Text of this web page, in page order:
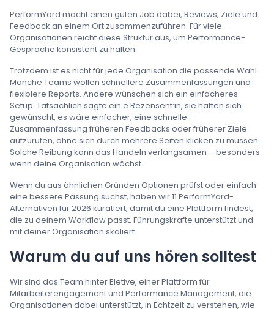
PerformYard macht einen guten Job dabei, Reviews, Ziele und
Feedback an einem Ort zusammenzuführen. Für viele
Organisationen reicht diese Struktur aus, um Performance-
Gespräche konsistent zu halten.
Trotzdem ist es nicht für jede Organisation die passende Wahl.
Manche Teams wollen schnellere Zusammenfassungen und
flexiblere Reports. Andere wünschen sich ein einfacheres
Setup. Tatsächlich sagte ein:e Rezensent:in, sie hätten sich
gewünscht, es wäre einfacher, eine schnelle
Zusammenfassung früheren Feedbacks oder früherer Ziele
aufzurufen, ohne sich durch mehrere Seiten klicken zu müssen.
Solche Reibung kann das Handeln verlangsamen – besonders
wenn deine Organisation wächst.
Wenn du aus ähnlichen Gründen Optionen prüfst oder einfach
eine bessere Passung suchst, haben wir 11 PerformYard-
Alternativen für 2026 kuratiert, damit du eine Plattform findest,
die zu deinem Workflow passt, Führungskräfte unterstützt und
mit deiner Organisation skaliert.
Warum du auf uns hören solltest
Wir sind das Team hinter Eletive, einer Plattform für
Mitarbeiterengagement und Performance Management, die
Organisationen dabei unterstützt, in Echtzeit zu verstehen, wie